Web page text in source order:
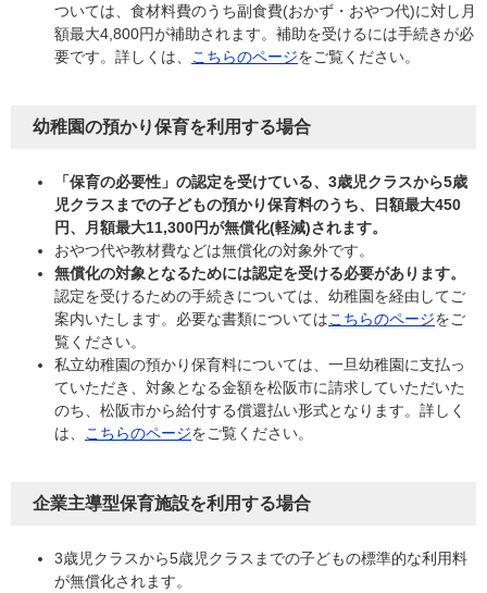
ついては、食材料費のうち副食費(おかず・おやつ代)に対し月
額最大4,800円が補助されます。補助を受けるには手続きが必
要です。詳しくは、
こちらのページをご覧ください。
幼稚園の預かり保育を利用する場合
「保育の必要性」の認定を受けている、3歳児クラスから5歳
児クラスまでの子どもの預かり保育料のうち、日額最大450
円、月額最大11,300円が無償化(軽減)されます。
おやつ代や教材費などは無償化の対象外です。
無償化の対象となるためには認定を受ける必要があります。
認定を受けるための手続きについては、幼稚園を経由してご
案内いたします。必要な書類についてはこちらのページをご
覧ください。
私立幼稚園の預かり保育料については、一旦幼稚園に支払っ
ていただき、対象となる金額を松阪市に請求していただいた
のち、松阪市から給付する償還払い形式となります。詳しく
は、
こちらのページをご覧ください。
企業主導型保育施設を利用する場合
3歳児クラスから5歳児クラスまでの子どもの標準的な利用料
が無償化されます。